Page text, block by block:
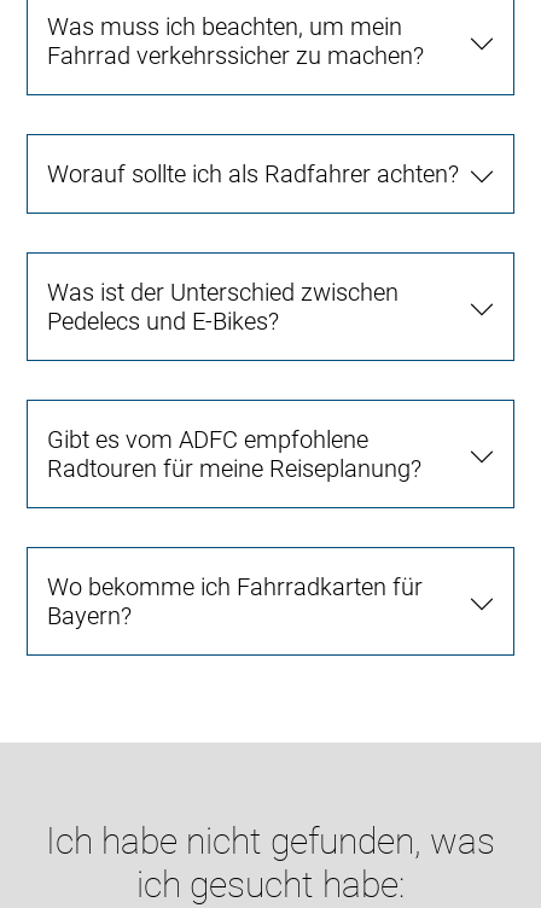
Was muss ich beachten, um mein
Fahrrad verkehrssicher zu machen?
Worauf sollte ich als Radfahrer achten?
Was ist der Unterschied zwischen
Pedelecs und E-Bikes?
Gibt es vom ADFC empfohlene
Radtouren für meine Reiseplanung?
Wo bekomme ich Fahrradkarten für
Bayern?
Ich habe nicht gefunden, was
ich gesucht habe: